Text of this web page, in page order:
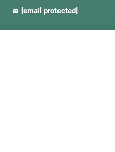
[email protected]